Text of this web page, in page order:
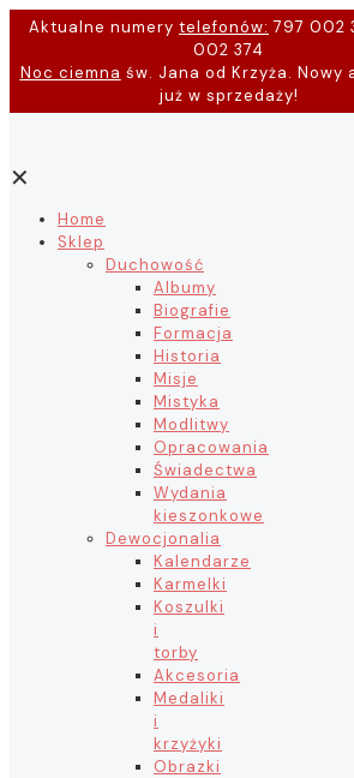
Aktualne numery telefonów: 797 002
002 374
Noc ciemna św. Jana od Krzyża. Nowy
już w sprzedaży!
✕
Home
Sklep
Duchowość
Albumy
Biografie
Formacja
Historia
Misje
Mistyka
Modlitwy
Opracowania
Świadectwa
Wydania
kieszonkowe
Dewocjonalia
Kalendarze
Karmelki
Koszulki
i
torby
Akcesoria
Medaliki
i
krzyżyki
Obrazki